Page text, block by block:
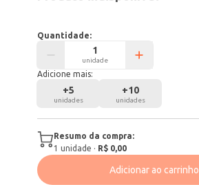
Quantidade:
unidade
Adicione mais:
+5
unidades
+10
unidades
Resumo da compra:
1 unidade · R$ 0,00
Adicionar ao carrinho